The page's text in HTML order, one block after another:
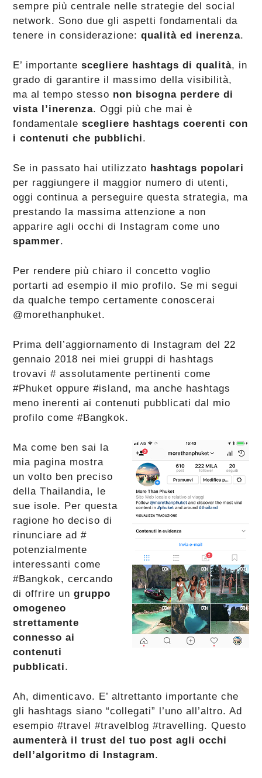
sempre più centrale nelle strategie del social
network. Sono due gli aspetti fondamentali da
tenere in considerazione:qualità ed inerenza.
E’ importantescegliere hashtags di qualità, in
grado di garantire il massimo della visibilità,
ma al tempo stesso non bisogna perdere di
vista l’inerenza. Oggi più che mai è
fondamentalescegliere hashtags coerenti con
i contenuti che pubblichi.
Se in passato hai utilizzato hashtags popolari
per raggiungere il maggior numero di utenti,
oggi continua a perseguire questa strategia, ma
prestando la massima attenzione a non
apparire agli occhi di Instagram come uno
spammer.
Per rendere più chiaro il concetto voglio
portarti ad esempio il mio profilo. Se mi segui
da qualche tempo certamente conoscerai
@morethanphuket.
Prima dell’aggiornamento di Instagram del 22
gennaio 2018 nei miei gruppi di hashtags
trovavi # assolutamente pertinenti come
#Phuket oppure #island, ma anche hashtags
meno inerenti ai contenuti pubblicati dal mio
profilo come #Bangkok.
Ma come ben sai la
mia pagina mostra
un volto ben preciso
della Thailandia, le
sue isole. Per questa
ragione ho deciso di
rinunciare ad #
potenzialmente
interessanti come
#Bangkok, cercando
di offrire un gruppo
omogeneo
strettamente
connesso ai
contenuti
pubblicati.
Ah, dimenticavo. E’ altrettanto importante che
gli hashtags siano “collegati” l’uno all’altro. Ad
esempio #travel #travelblog #travelling. Questo
aumenterà il trust del tuo post agli occhi
dell’algoritmo di Instagram.